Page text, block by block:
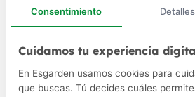
Consentimiento Detalles
Cuidamos tu experiencia
En Esgarden usamos cookies para
que buscas. Tú decides cuáles